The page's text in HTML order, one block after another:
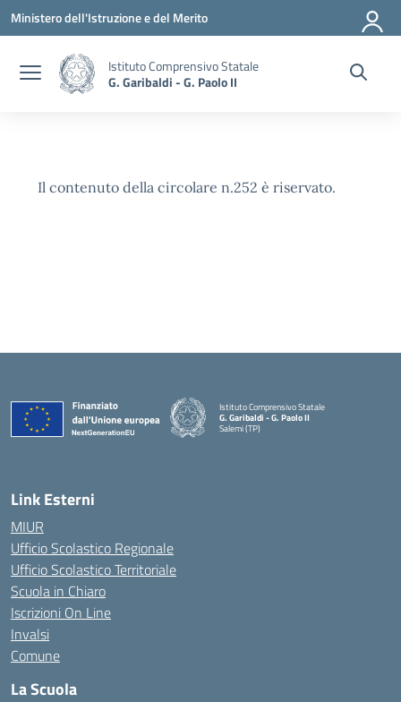
Vai ai contenuti
Vai al menu di navigazione
Vai al footer
Ministero dell'Istruzione e del Merito
Istituto Comprensivo Statale
G. Garibaldi - G. Paolo II
Il contenuto della circolare n.252 è riservato.
Istituto Comprensivo Statale
G. Garibaldi - G. Paolo II
Salemi (TP)
Link Esterni
MIUR
Ufficio Scolastico Regionale
Ufficio Scolastico Territoriale
Scuola in Chiaro
Iscrizioni On Line
Invalsi
Comune
La Scuola